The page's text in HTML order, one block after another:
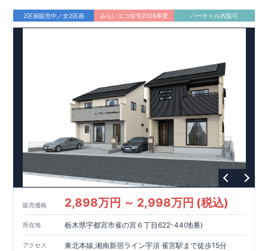
2区画販売中／全2区画 みらいエコ住宅2026事業 バーチャル内覧可
販売価格 2,898万円 ～ 2,998万円 (税込)
所在地 栃木県宇都宮市雀の宮６丁目622-44(地番)
アクセス 東北本線,湘南新宿ライン宇須 雀宮駅まで徒歩15分